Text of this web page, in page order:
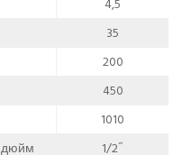
35
200
450
1010
дюйм
1/2˝